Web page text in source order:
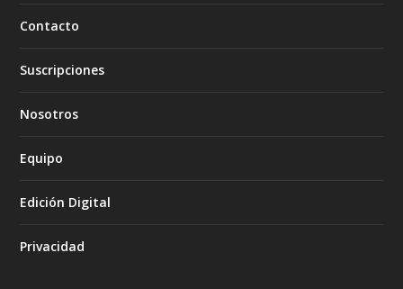
Contacto
Suscripciones
Nosotros
Equipo
Edición Digital
Privacidad